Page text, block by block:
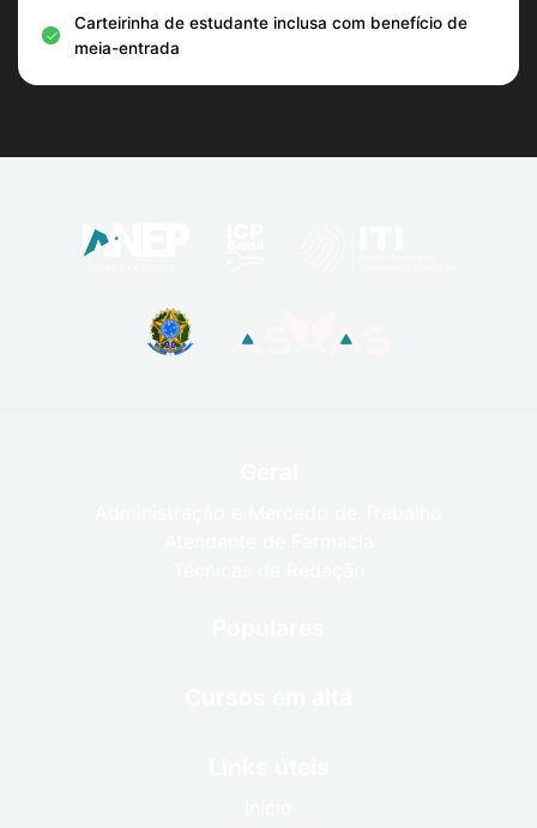
Carteirinha de estudante inclusa com benefício de
meia-entrada